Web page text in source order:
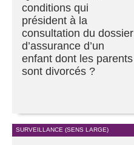
conditions qui
président à la
consultation du dossier
d’assurance d’un
enfant dont les parents
sont divorcés ?
SURVEILLANCE (SENS LARGE)